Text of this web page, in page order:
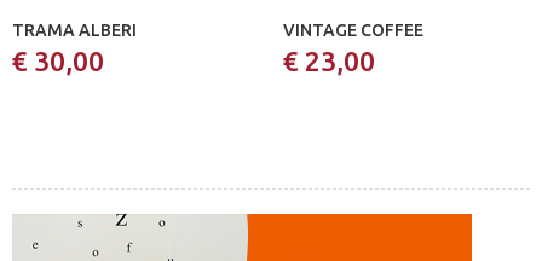
TRAMA ALBERI
€ 30,00
VINTAGE COFFEE
€ 23,00